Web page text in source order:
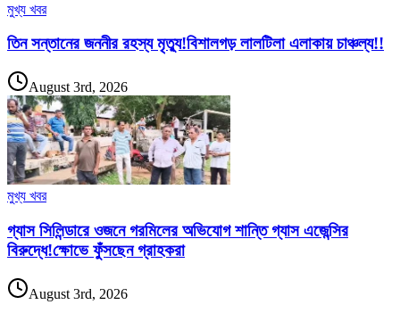
মুখ্য খবর
তিন সন্তানের জননীর রহস্য মৃত্যু!বিশালগড় লালটিলা এলাকায় চাঞ্চল্য!!
August 3rd, 2026
মুখ্য খবর
গ্যাস সিলিন্ডারে ওজনে গরমিলের অভিযোগ শান্তি গ্যাস এজেন্সির
বিরুদ্ধে!ক্ষোভে ফুঁসছেন গ্রাহকরা
August 3rd, 2026